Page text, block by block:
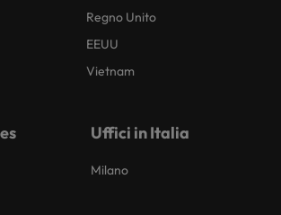
Regno Unito
EEUU
Vietnam
Uffici in Italia
Milano